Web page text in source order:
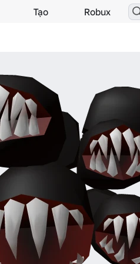
Tạo Robux